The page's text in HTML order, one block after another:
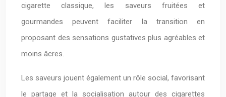
cigarette classique, les saveurs fruitées et
gourmandes peuvent faciliter la transition en
proposant des sensations gustatives plus agréables et
moins âcres.
Les saveurs jouent également un rôle social, favorisant
le partage et la socialisation autour des cigarettes